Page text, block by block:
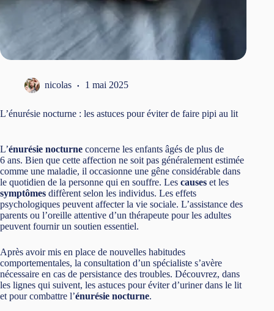
nicolas 1 mai 2025
L’énurésie nocturne : les astuces pour éviter de faire pipi au lit
L’énurésie nocturne concerne les enfants âgés de plus de
6 ans. Bien que cette affection ne soit pas généralement estimée
comme une maladie, il occasionne une gêne considérable dans
le quotidien de la personne qui en souffre. Les causes et les
symptômes diffèrent selon les individus. Les effets
psychologiques peuvent affecter la vie sociale. L’assistance des
parents ou l’oreille attentive d’un thérapeute pour les adultes
peuvent fournir un soutien essentiel.
Après avoir mis en place de nouvelles habitudes
comportementales, la consultation d’un spécialiste s’avère
nécessaire en cas de persistance des troubles. Découvrez, dans
les lignes qui suivent, les astuces pour éviter d’uriner dans le lit
et pour combattre l’énurésie nocturne.